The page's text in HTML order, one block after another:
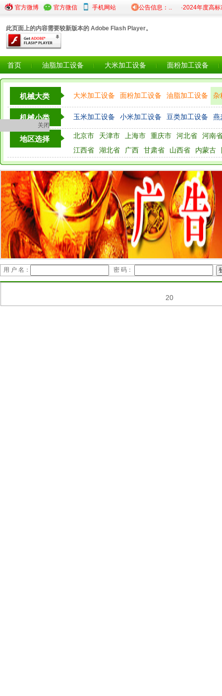
官方微博 官方微信 手机网站 公告信息：
·关于2025年度粮食仓储设... ·陕西省粮食和物资储备局... ·2024年度高标准
此页面上的内容需要较新版本的 Adobe Flash Player。
首页 油脂加工设备 大米加工设备 面粉加工设备
机械大类 大米加工设备 面粉加工设备 油脂加工设备 杂
粮油检测仪器设备
机械小类 玉米加工设备 小米加工设备 豆类加工设备 燕
其他
地区选择 北京市 天津市 上海市 重庆市 河北省
河南
江西省
湖北省 广西 甘肃省 山西省 内蒙古
用 户 名： 密 码：
20
关闭